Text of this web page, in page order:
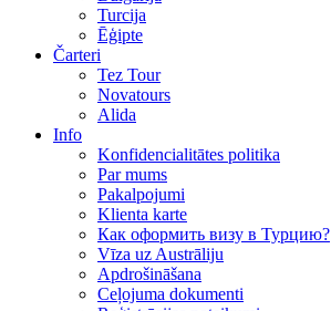
Turcija
Ēģipte
Čarteri
Tez Tour
Novatours
Alida
Info
Konfidencialitātes politika
Par mums
Рakalpojumi
Klienta karte
Как оформить визу в Турцию?
Vīza uz Austrāliju
Apdrošināšana
Ceļojuma dokumenti